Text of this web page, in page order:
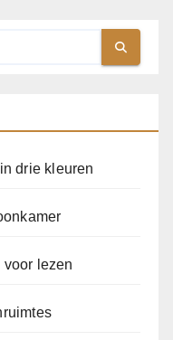
drie kleuren
voor lezen